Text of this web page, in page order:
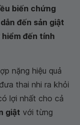
biến chứng
đến sản giật
đến tính
nặng hiệu quả
thai nhi ra khỏi
lợi nhất cho cả
giật với từng